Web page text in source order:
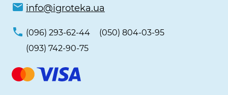
info@igroteka.ua
(096) 293-62-44
(050) 804-03-95
(093) 742-90-75